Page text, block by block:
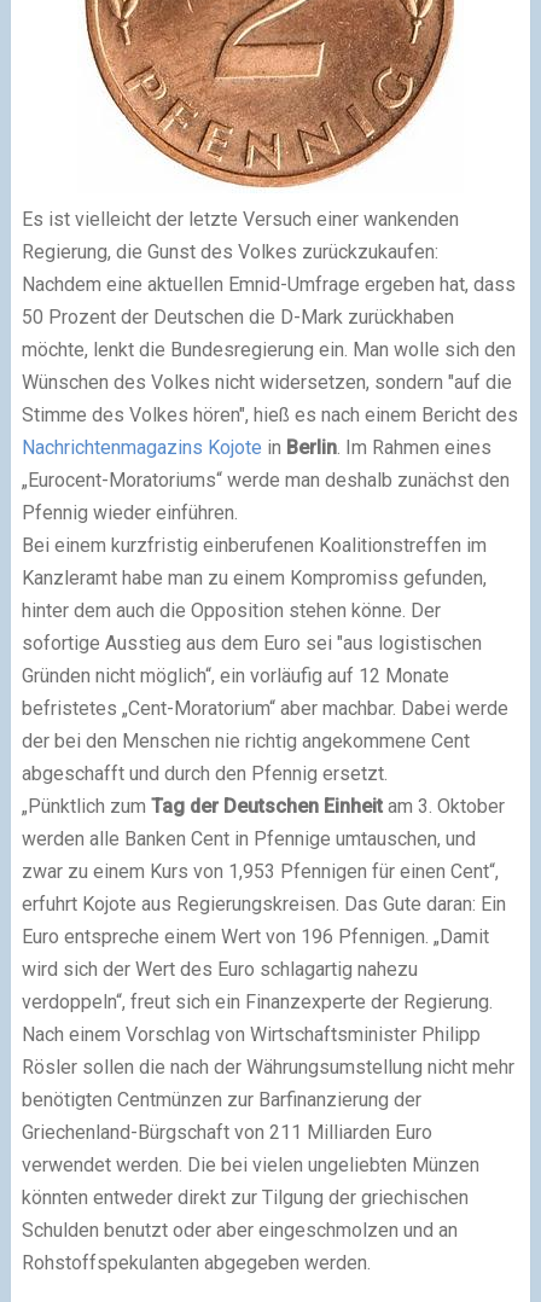
Es ist vielleicht der letzte Versuch einer wankenden
Regierung, die Gunst des Volkes zurückzukaufen:
Nachdem eine aktuellen Emnid-Umfrage ergeben hat, dass
50 Prozent der Deutschen die D-Mark zurückhaben
möchte, lenkt die Bundesregierung ein. Man wolle sich den
Wünschen des Volkes nicht widersetzen, sondern "auf die
Stimme des Volkes hören", hieß es nach einem Bericht des
Nachrichtenmagazins Kojote in Berlin. Im Rahmen eines
„Eurocent-Moratoriums“ werde man deshalb zunächst den
Pfennig wieder einführen.
Bei einem kurzfristig einberufenen Koalitionstreffen im
Kanzleramt habe man zu einem Kompromiss gefunden,
hinter dem auch die Opposition stehen könne. Der
sofortige Ausstieg aus dem Euro sei "aus logistischen
Gründen nicht möglich“, ein vorläufig auf 12 Monate
befristetes „Cent-Moratorium“ aber machbar. Dabei werde
der bei den Menschen nie richtig angekommene Cent
abgeschafft und durch den Pfennig ersetzt.
„Pünktlich zum Tag der Deutschen Einheitam 3. Oktober
werden alle Banken Cent in Pfennige umtauschen, und
zwar zu einem Kurs von 1,953 Pfennigen für einen Cent“,
erfuhrt Kojote aus Regierungskreisen. Das Gute daran: Ein
Euro entspreche einem Wert von 196 Pfennigen. „Damit
wird sich der Wert des Euro schlagartig nahezu
verdoppeln“, freut sich ein Finanzexperte der Regierung.
Nach einem Vorschlag von Wirtschaftsminister Philipp
Rösler sollen die nach der Währungsumstellung nicht mehr
benötigten Centmünzen zur Barfinanzierung der
Griechenland-Bürgschaft von 211 Milliarden Euro
verwendet werden. Die bei vielen ungeliebten Münzen
könnten entweder direkt zur Tilgung der griechischen
Schulden benutzt oder aber eingeschmolzen und an
Rohstoffspekulanten abgegeben werden.